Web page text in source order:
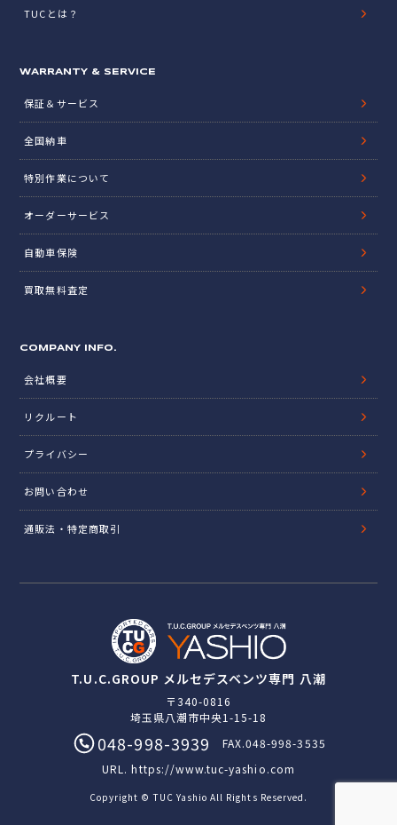
TUCとは？
WARRANTY & SERVICE
保証＆サービス
全国納車
特別作業について
オーダーサービス
自動車保険
買取無料査定
COMPANY INFO.
会社概要
リクルート
プライバシー
お問い合わせ
通販法・特定商取引
T.U.C.GROUP メルセデスベンツ専門 八潮
〒340-0816
埼玉県八潮市中央1-15-18
048-998-3939
FAX.048-998-3535
URL.https://www.tuc-yashio.com
Copyright © TUC Yashio All Rights Reserved.